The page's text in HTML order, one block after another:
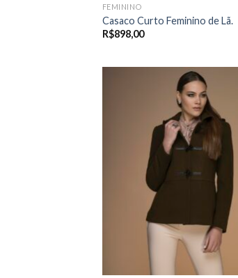
FEMININO
Casaco Curto Feminino de Lã.
R$898,00